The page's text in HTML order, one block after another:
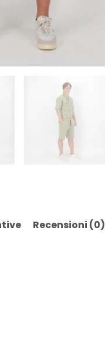
Recensioni (0)